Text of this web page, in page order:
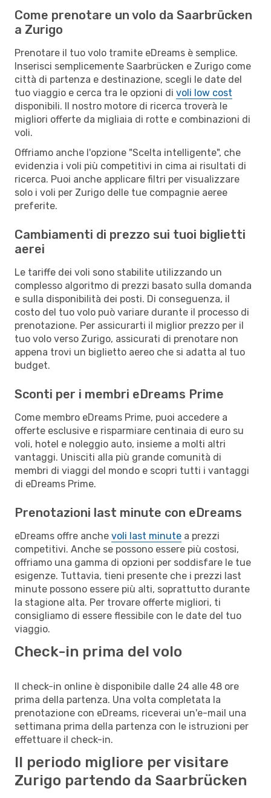
Come prenotare un volo da Saarbrücken
a Zurigo
Prenotare il tuo volo tramite eDreams è semplice.
Inserisci semplicemente Saarbrücken e Zurigo come
città di partenza e destinazione, scegli le date del
tuo viaggio e cerca tra le opzioni di voli low cost
disponibili. Il nostro motore di ricerca troverà le
migliori offerte da migliaia di rotte e combinazioni di
voli.
Offriamo anche l'opzione "Scelta intelligente", che
evidenzia i voli più competitivi in cima ai risultati di
ricerca. Puoi anche applicare filtri per visualizzare
solo i voli per Zurigo delle tue compagnie aeree
preferite.
Cambiamenti di prezzo sui tuoi biglietti
aerei
Le tariffe dei voli sono stabilite utilizzando un
complesso algoritmo di prezzi basato sulla domanda
e sulla disponibilità dei posti. Di conseguenza, il
costo del tuo volo può variare durante il processo di
prenotazione. Per assicurarti il miglior prezzo per il
tuo volo verso Zurigo, assicurati di prenotare non
appena trovi un biglietto aereo che si adatta al tuo
budget.
Sconti per i membri eDreams Prime
Come membro eDreams Prime, puoi accedere a
offerte esclusive e risparmiare centinaia di euro su
voli, hotel e noleggio auto, insieme a molti altri
vantaggi. Unisciti alla più grande comunità di
membri di viaggi del mondo e scopri tutti i vantaggi
di eDreams Prime.
Prenotazioni last minute con eDreams
eDreams offre anche voli last minute a prezzi
competitivi. Anche se possono essere più costosi,
offriamo una gamma di opzioni per soddisfare le tue
esigenze. Tuttavia, tieni presente che i prezzi last
minute possono essere più alti, soprattutto durante
la stagione alta. Per trovare offerte migliori, ti
consigliamo di essere flessibile con le date del tuo
viaggio.
Check-in prima del volo
Il check-in online è disponibile dalle 24 alle 48 ore
prima della partenza. Una volta completata la
prenotazione con eDreams, riceverai un'e-mail una
settimana prima della partenza con le istruzioni per
effettuare il check-in.
Il periodo migliore per visitare
Zurigo partendo da Saarbrücken